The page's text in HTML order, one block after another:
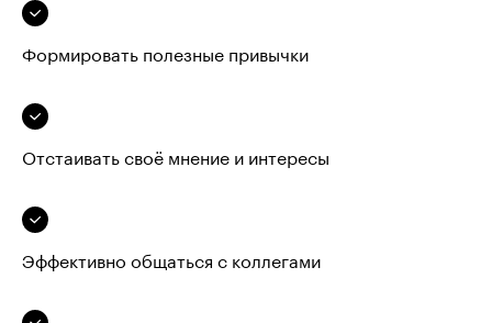
Формировать полезные привычки
Отстаивать своё мнение и интересы
Эффективно общаться с коллегами